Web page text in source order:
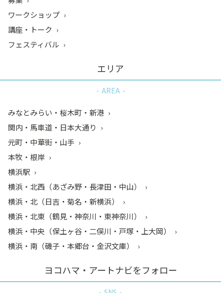
ワークショップ
講座・トーク
フェスティバル
エリア
AREA
みなとみらい・桜木町・新港
関内・馬車道・日本大通り
元町・中華街・山手
本牧・根岸
横浜駅
横浜・北西（あざみ野・長津田・中山）
横浜・北（日吉・菊名・新横浜）
横浜・北東（鶴見・神奈川・東神奈川）
横浜・中央（保土ヶ谷・二俣川・戸塚・上大岡）
横浜・南（磯子・本郷台・金沢文庫）
ヨコハマ・アートナビをフォロー